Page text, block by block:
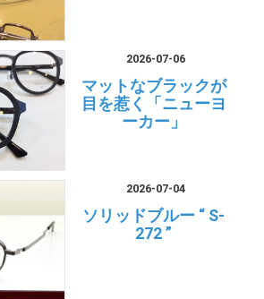
2026-07-06
マットなブラックが
目を惹く「ニューヨ
ーカー」
2026-07-04
ソリッドブルー “ S-
272 ”